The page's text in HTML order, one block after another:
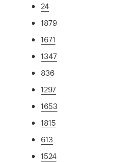
24
1879
1671
1347
836
1297
1653
1815
613
1524